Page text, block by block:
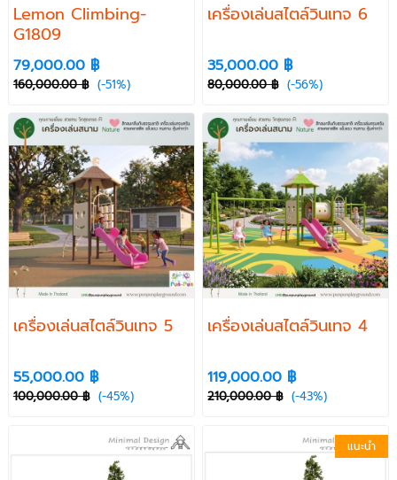
Lemon Climbing-
G1809
79,000.00 ฿
160,000.00 ฿ (-51%)
เครื่องเล่นสไตล์วินเทจ 6
35,000.00 ฿
80,000.00 ฿ (-56%)
เครื่องเล่นสไตล์วินเทจ 5
55,000.00 ฿
100,000.00 ฿ (-45%)
เครื่องเล่นสไตล์วินเทจ 4
119,000.00 ฿
210,000.00 ฿ (-43%)
แนะนำ